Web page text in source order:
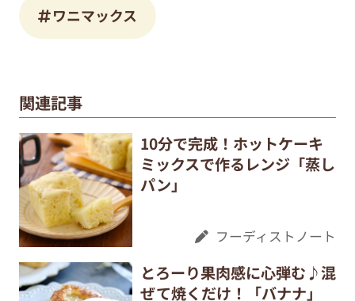
ワニマックス
関連記事
10分で完成！ホットケーキ
ミックスで作るレンジ「蒸し
パン」
フーディストノート
とろーり果肉感に心弾む♪混
ぜて焼くだけ！「バナナ」